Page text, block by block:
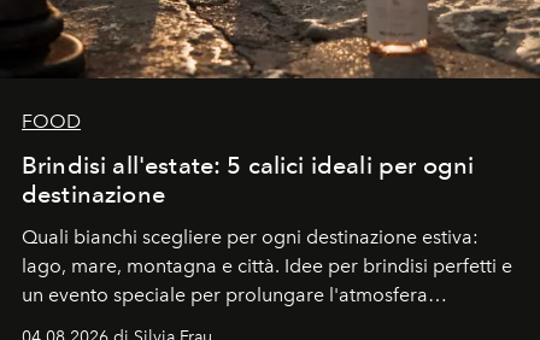
FOOD
Brindisi all'estate: 5 calici ideali per ogni
destinazione
Quali bianchi scegliere per ogni destinazione estiva:
lago, mare, montagna e città. Idee per brindisi perfetti e
un evento speciale per prolungare l'atmosfera